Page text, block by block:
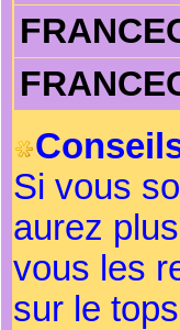
Si vous
aurez
vous les
sur le